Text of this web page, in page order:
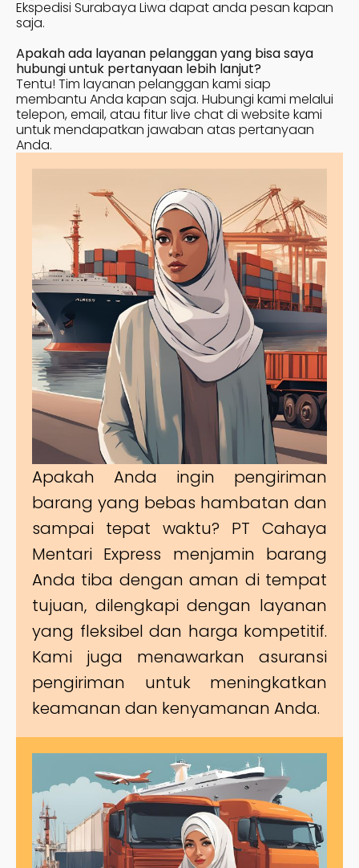
Ekspedisi Surabaya Liwa dapat anda pesan kapan
saja.
Apakah ada layanan pelanggan yang bisa saya
hubungi untuk pertanyaan lebih lanjut?
Tentu! Tim layanan pelanggan kami siap
membantu Anda kapan saja. Hubungi kami melalui
telepon, email, atau fitur live chat di website kami
untuk mendapatkan jawaban atas pertanyaan
Anda.
Apakah Anda ingin pengiriman
barang yang bebas hambatan dan
sampai tepat waktu? PT Cahaya
Mentari Express menjamin barang
Anda tiba dengan aman di tempat
tujuan, dilengkapi dengan layanan
yang fleksibel dan harga kompetitif.
Kami juga menawarkan asuransi
pengiriman untuk meningkatkan
keamanan dan kenyamanan Anda.